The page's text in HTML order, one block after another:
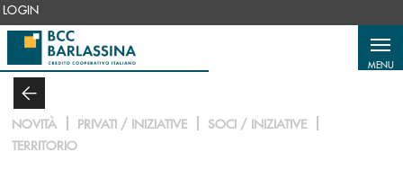
Salta al contenuto principale
LOGIN
MENU
NOVITÀ PRIVATI / INIZIATIVE
SOCI / INIZIATIVE
TERRITORIO